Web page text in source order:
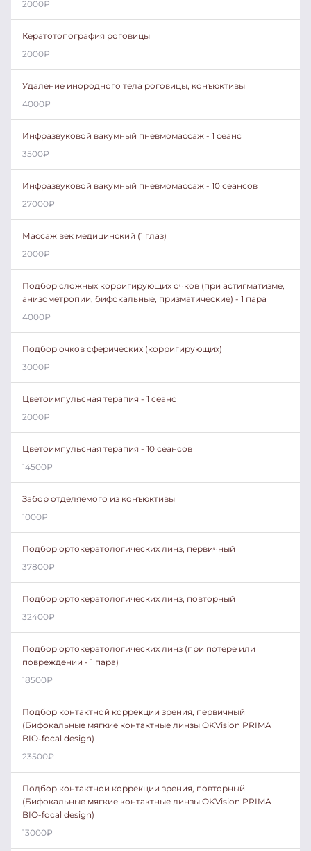
2000₽
Кератотопография роговицы
2000₽
Удаление инородного тела роговицы, конъюктивы
4000₽
Инфразвуковой вакумный пневмомассаж - 1 сеанс
3500₽
Инфразвуковой вакумный пневмомассаж - 10 сеансов
27000₽
Массаж век медицинский (1 глаз)
2000₽
Подбор сложных корригирующих очков (при астигматизме,
анизометропии, бифокальные, призматические) - 1 пара
4000₽
Подбор очков сферических (корригирующих)
3000₽
Цветоимпульсная терапия - 1 сеанс
2000₽
Цветоимпульсная терапия - 10 сеансов
14500₽
Забор отделяемого из конъюктивы
1000₽
Подбор ортокератологических линз, первичный
37800₽
Подбор ортокератологических линз, повторный
32400₽
Подбор ортокератологических линз (при потере или
повреждении - 1 пара)
18500₽
Подбор контактной коррекции зрения, первичный
(Бифокальные мягкие контактные линзы OKVision PRIMA
BIO-focal design)
23500₽
Подбор контактной коррекции зрения, повторный
(Бифокальные мягкие контактные линзы OKVision PRIMA
BIO-focal design)
13000₽